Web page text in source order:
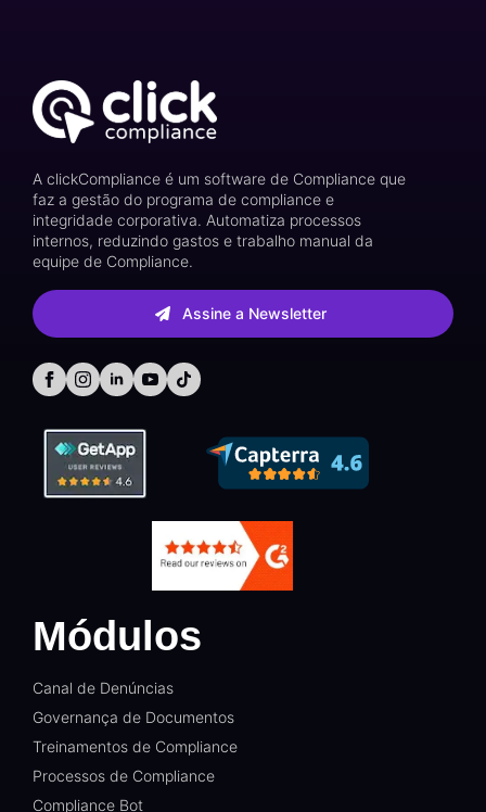
A clickCompliance é um software de Compliance que
faz a gestão do programa de compliance e
integridade corporativa. Automatiza processos
internos, reduzindo gastos e trabalho manual da
equipe de Compliance.
Assine a Newsletter
Módulos
Canal de Denúncias
Governança de Documentos
Treinamentos de Compliance
Processos de Compliance
Compliance Bot